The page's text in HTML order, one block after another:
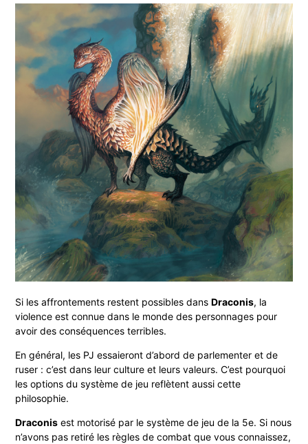
Si les affrontements restent possibles dansDraconis, la
violence est connue dans le monde des personnages pour
avoir des conséquences terribles.
En général, les PJ essaieront d’abord de parlementer et de
ruser : c’est dans leur culture et leurs valeurs. C’est pourquoi
les options du système de jeu reflètent aussi cette
philosophie.
Draconis est motorisé par le système de jeu de la 5e. Si nous
n’avons pas retiré les règles de combat que vous connaissez,